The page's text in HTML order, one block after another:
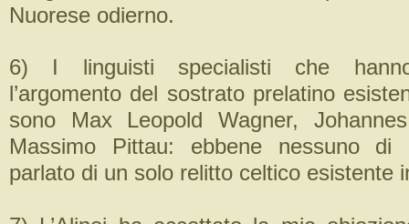
Nuorese odierno.
6) I linguisti specialisti che hanno
l’argomento del sostrato prelatino
sono Max Leopold Wagner,
Massimo Pittau: ebbene nessuno
parlato di un solo relitto celtico esistente